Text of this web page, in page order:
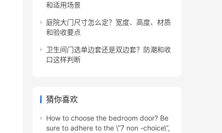
和适用场景
庭院大门尺寸怎么定？宽度、高度、材质
和验收要点
卫生间门选单边套还是双边套？防潮和收
口这样判断
猜你喜欢
How to choose the bedroom door? Be
sure to adhere to the \”7 non -choice\”,